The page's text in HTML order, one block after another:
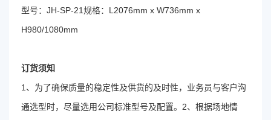
型号：JH-SP-21规格：L2076mm x W736mm x
H980/1080mm
订货须知
1、为了确保质量的稳定性及供货的及时性，业务员与客户沟
通选型时，尽量选用公司标准型号及配置。2、根据场地情